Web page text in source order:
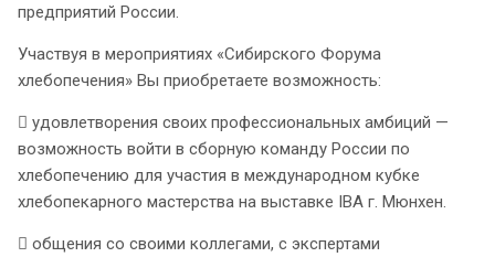
предприятий России.
Участвуя в мероприятиях «Сибирского Форума
хлебопечения» Вы приобретаете возможность:
 удовлетворения своих профессиональных амбиций —
возможность войти в сборную команду России по
хлебопечению для участия в международном кубке
хлебопекарного мастерства на выставке IBA г. Мюнхен.
 общения со своими коллегами, с экспертами